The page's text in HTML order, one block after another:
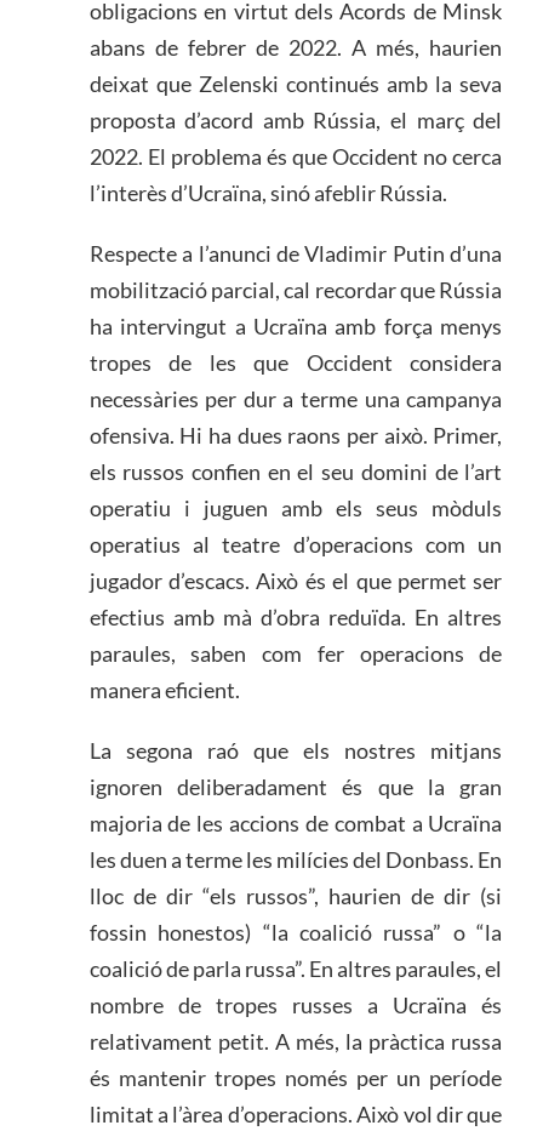
obligacions en virtut dels Acords de Minsk
abans de febrer de 2022. A més, haurien
deixat que Zelenski continués amb la seva
proposta d’acord amb Rússia, el març del
2022. El problema és que Occident no cerca
l’interès d’Ucraïna, sinó afeblir Rússia.
Respecte a l’anunci de Vladimir Putin d’una
mobilització parcial, cal recordar que Rússia
ha intervingut a Ucraïna amb força menys
tropes de les que Occident considera
necessàries per dur a terme una campanya
ofensiva. Hi ha dues raons per això. Primer,
els russos confien en el seu domini de l’art
operatiu i juguen amb els seus mòduls
operatius al teatre d’operacions com un
jugador d’escacs. Això és el que permet ser
efectius amb mà d’obra reduïda. En altres
paraules, saben com fer operacions de
manera eficient.
La segona raó que els nostres mitjans
ignoren deliberadament és que la gran
majoria de les accions de combat a Ucraïna
les duen a terme les milícies del Donbass. En
lloc de dir “els russos”, haurien de dir (si
fossin honestos) “la coalició russa” o “la
coalició de parla russa”. En altres paraules, el
nombre de tropes russes a Ucraïna és
relativament petit. A més, la pràctica russa
és mantenir tropes només per un període
limitat a l’àrea d’operacions. Això vol dir que